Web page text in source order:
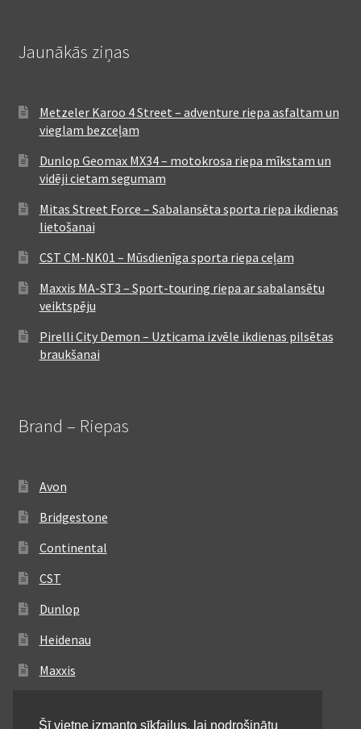
Jaunākās ziņas
Metzeler Karoo 4 Street – adventure riepa asfaltam un
vieglam bezceļam
Dunlop Geomax MX34 – motokrosa riepa mīkstam un
vidēji cietam segumam
Mitas Street Force – Sabalansēta sporta riepa ikdienas
lietošanai
CST CM-NK01 – Mūsdienīga sporta riepa ceļam
Maxxis MA-ST3 – Sport-touring riepa ar sabalansētu
veiktspēju
Pirelli City Demon – Uzticama izvēle ikdienas pilsētas
braukšanai
Brand – Riepas
Avon
Bridgestone
Continental
CST
Dunlop
Heidenau
Maxxis
Šī vietne izmanto sīkfailus, lai nodrošinātu